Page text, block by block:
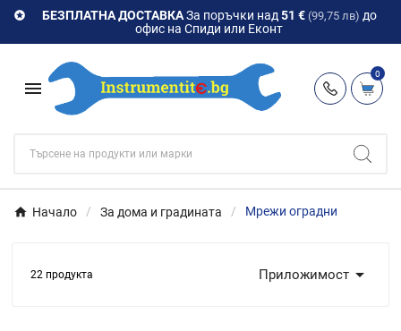
 БЕЗПЛАТНА ДОСТАВКАЗа поръчки над 51 € (99,75 лв) до
офис на Спиди или Еконт

0
Начало За дома и градината Мрежи оградни
22 продукта Приложимост 